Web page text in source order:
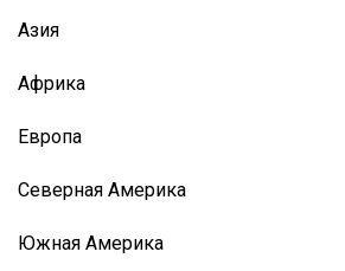
Азия
Африка
Европа
Северная Америка
Южная Америка